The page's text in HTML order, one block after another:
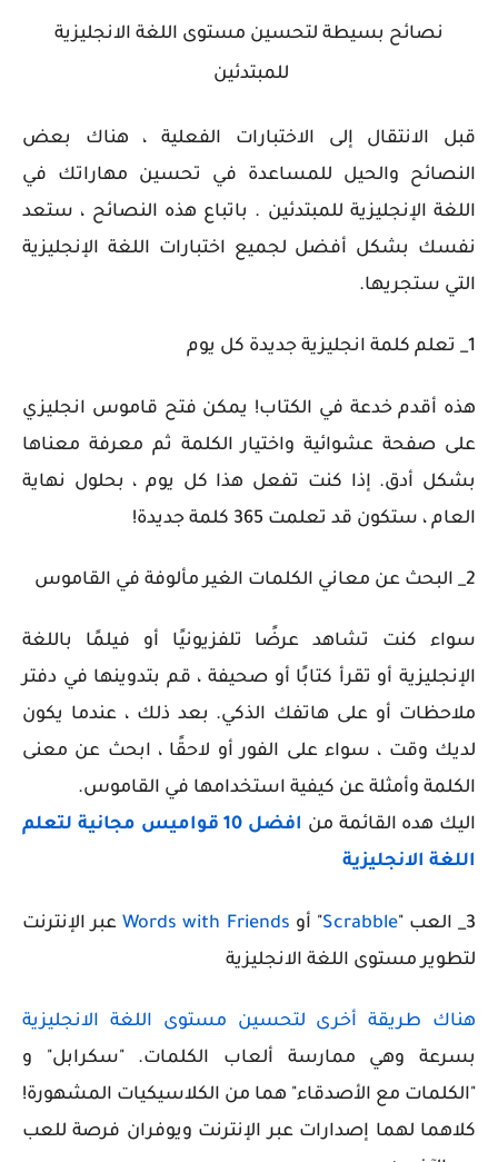
نصائح بسيطة لتحسين مستوى اللغة الانجليزية
للمبتدئين
قبل الانتقال إلى الاختبارات الفعلية ، هناك بعض
النصائح والحيل للمساعدة في تحسين مهاراتك في
اللغة الإنجليزية للمبتدئين . باتباع هذه النصائح ، ستعد
نفسك بشكل أفضل لجميع اختبارات اللغة الإنجليزية
التي ستجريها.
1_ تعلم كلمة انجليزية جديدة كل يوم
هذه أقدم خدعة في الكتاب! يمكن فتح قاموس انجليزي
على صفحة عشوائية واختيار الكلمة ثم معرفة معناها
بشكل أدق. إذا كنت تفعل هذا كل يوم ، بحلول نهاية
العام ، ستكون قد تعلمت 365 كلمة جديدة!
2_ البحث عن معاني الكلمات الغير مألوفة في القاموس
سواء كنت تشاهد عرضًا تلفزيونيًا أو فيلمًا باللغة
الإنجليزية أو تقرأ كتابًا أو صحيفة ، قم بتدوينها في دفتر
ملاحظات أو على هاتفك الذكي. بعد ذلك ، عندما يكون
لديك وقت ، سواء على الفور أو لاحقًا ، ابحث عن معنى
الكلمة وأمثلة عن كيفية استخدامها في القاموس.
اليك هده القائمة من
افضل 10 قواميس مجانية لتعلم
اللغة الانجليزية
3_ العب " Scrabble" أو Words with Friendsعبر الإنترنت
لتطوير مستوى اللغة الانجليزية
هناك طريقة أخرى لتحسين مستوى اللغة الانجليزية
بسرعة وهي ممارسة ألعاب الكلمات. "سكرابل" و
"الكلمات مع الأصدقاء" هما من الكلاسيكيات المشهورة!
كلاهما لهما إصدارات عبر الإنترنت ويوفران فرصة للعب